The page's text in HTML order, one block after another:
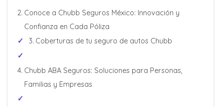
Conoce a Chubb Seguros México: Innovación y
Confianza en Cada Póliza
Coberturas de tu seguro de autos Chubb
Chubb ABA Seguros: Soluciones para Personas,
Familias y Empresas